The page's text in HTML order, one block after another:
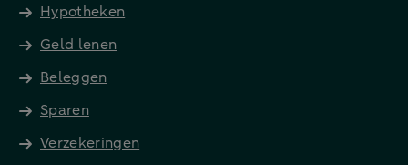
Hypotheken
Geld lenen
Beleggen
Sparen
Verzekeringen